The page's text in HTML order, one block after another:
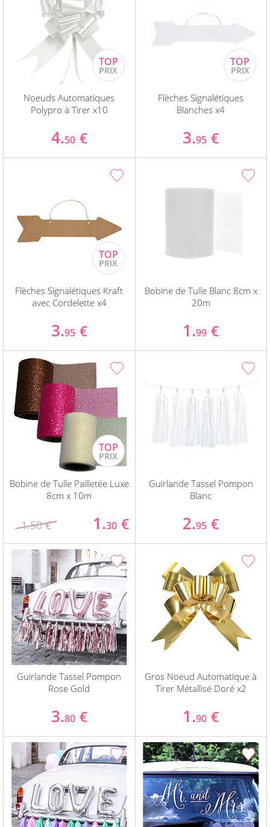
Noeuds Automatiques
Polypro à Tirer x10
4.50 €
Flèches Signalétiques
Blanches x4
3.95 €
Flèches Signalétiques Kraft
avec Cordelette x4
3.95 €
Bobine de Tulle Blanc 8cm x
20m
1.99 €
Bobine de Tulle Pailletée Luxe
8cm x 10m
1.50 € 1.30 €
Guirlande Tassel Pompon
Blanc
2.95 €
Guirlande Tassel Pompon
Rose Gold
3.80 €
Gros Noeud Automatique à
Tirer Métallisé Doré x2
1.90 €